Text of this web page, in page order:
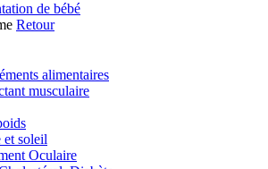
de bébé
Retour
alimentaires
musculaire
et soleil
Oculaire